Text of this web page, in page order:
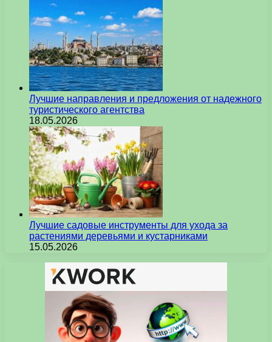
Лучшие направления и предложения от надежного
туристического агентства
18.05.2026
Лучшие садовые инструменты для ухода за
растениями деревьями и кустарниками
15.05.2026